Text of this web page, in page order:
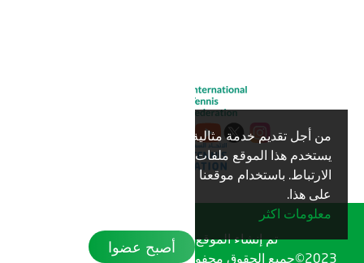
من أجل تقديم خدمة مثالية لك،
يستخدم هذا الموقع ملفات تعريف
الارتباط. باستخدام موقعنا فإنك توافق
على هذا.
معلومات اكثر
أصبح عضواتم إنشاء الموقع بواسطة
TechMatch
2023©جميع الحقوق محفوظة لدى الاتحاد السعودي للتنس